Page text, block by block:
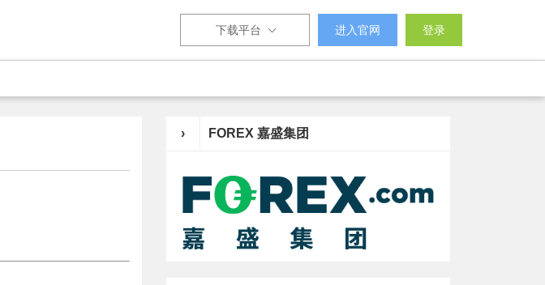
下载平台 进入官网 登录
› FOREX 嘉盛集团